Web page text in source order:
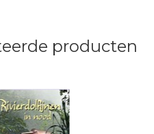
producten